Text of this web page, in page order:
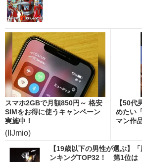
スマホ2GBで月額850円～ 格安
SIMをお得に使うキャンペーン
実施中！
(IIJmio)
【50
めたい
マン作
【19歳以下の男性が選ぶ】
ンキングTOP32！ 第1位は